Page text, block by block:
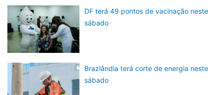
DF terá 49 pontos de vacinação neste
sábado
Brazlândia terá corte de energia neste
sábado